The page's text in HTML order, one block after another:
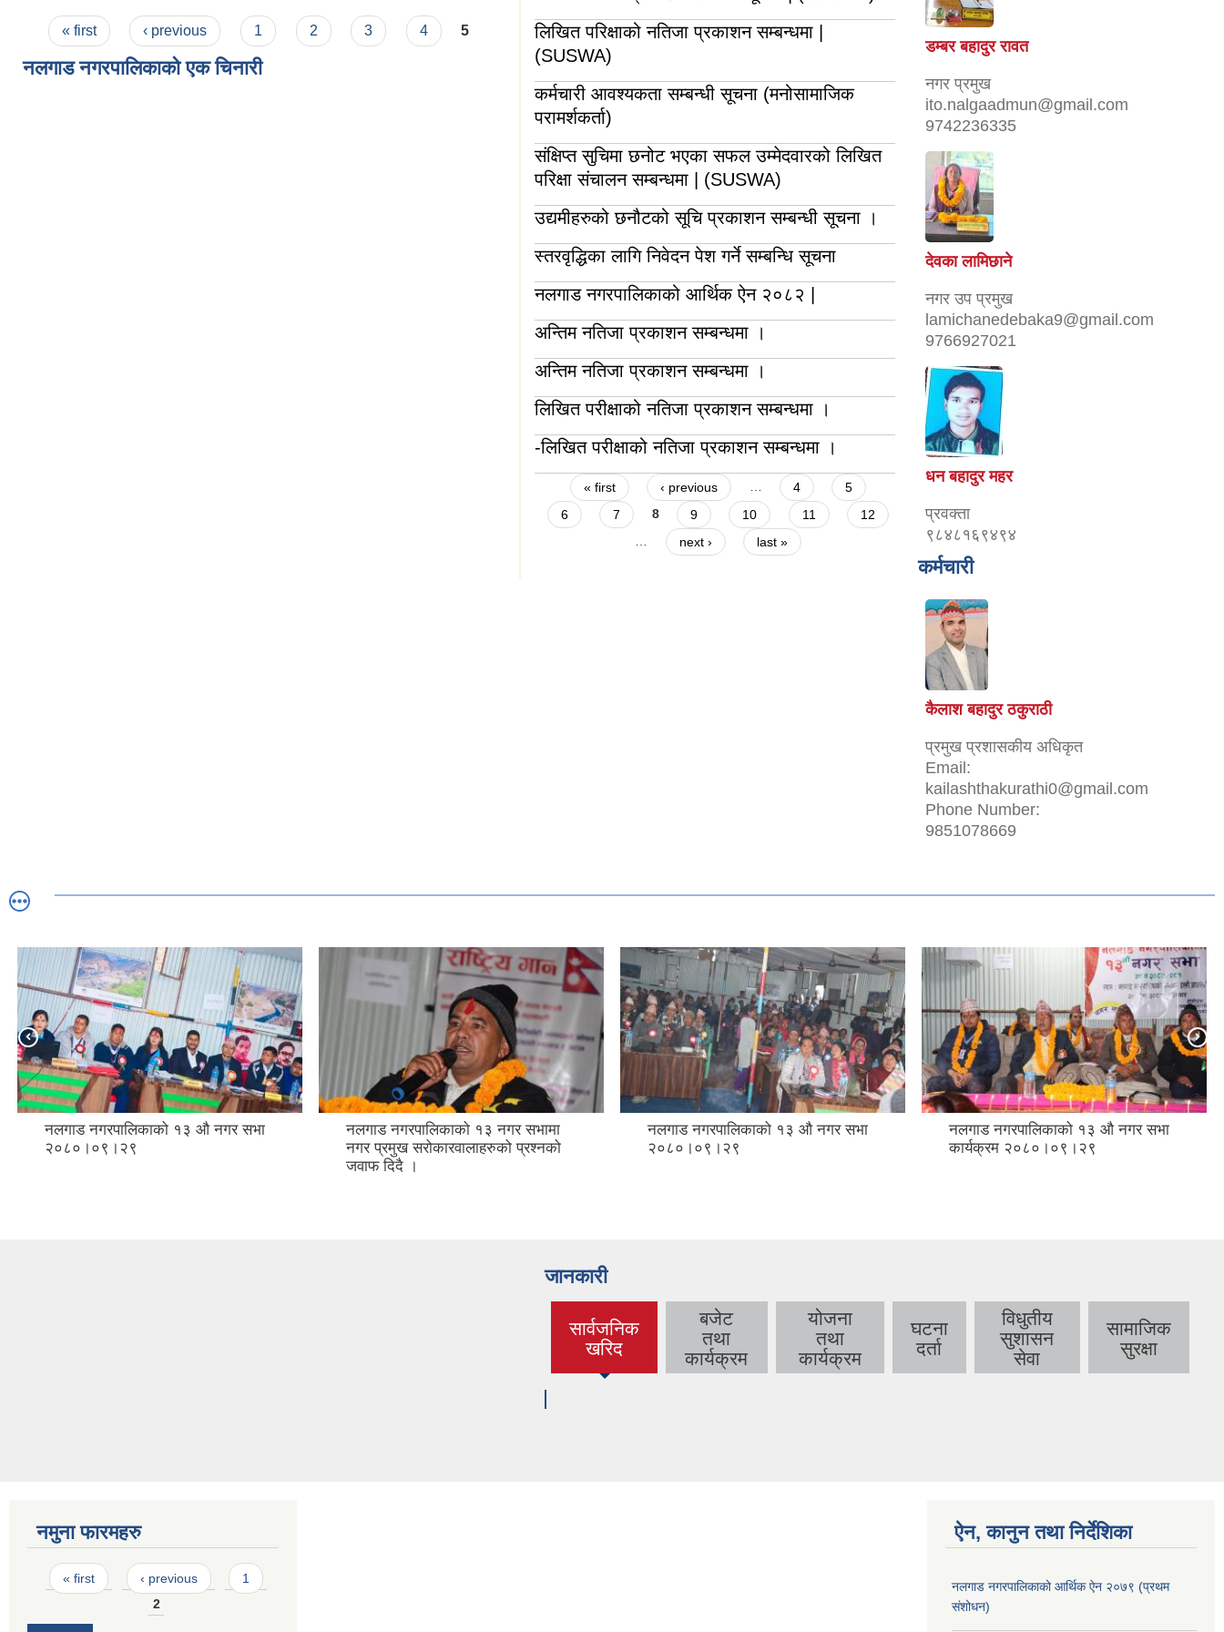
Pages
« first ‹ previous 1 2 3 4 5
नलगाड नगरपालिकाको एक चिनारी
लिखित परिक्षाको नतिजा प्रकाशन सम्बन्धमा |
(SUSWA)
कर्मचारी आवश्यकता सम्बन्धी सूचना (मनोसामाजिक
परामर्शकर्ता)
संक्षिप्त सुचिमा छनोट भएका सफल उम्मेदवारको लिखित
परिक्षा संचालन सम्बन्धमा | (SUSWA)
उद्यमीहरुको छनौटको सूचि प्रकाशन सम्बन्धी सूचना ।
स्तरवृद्धिका लागि निवेदन पेश गर्ने सम्बन्धि सूचना
नलगाड नगरपालिकाको आर्थिक ऐन २०८२ |
अन्तिम नतिजा प्रकाशन सम्बन्धमा ।
अन्तिम नतिजा प्रकाशन सम्बन्धमा ।
लिखित परीक्षाको नतिजा प्रकाशन सम्बन्धमा ।
-लिखित परीक्षाको नतिजा प्रकाशन सम्बन्धमा ।
Pages
« first ‹ previous … 4
5
6
7 8 9 10 11
12
…
next › last »
डम्बर बहादुर रावत
नगर प्रमुख
ito.nalgaadmun@gmail.com
9742236335
देवका लामिछाने
नगर उप प्रमुख
lamichanedebaka9@gmail.com
9766927021
धन बहादुर महर
प्रवक्ता
९८४८१६९४९४
कर्मचारी
कैलाश बहादुर ठकुराठी
प्रमुख प्रशासकीय अधिकृत
Email:
kailashthakurathi0@gmail.com
Phone Number:
9851078669
नलगाड नगरपालिकाको १३ औ नगर सभा
२०८०।०९।२९
नलगाड नगरपालिकाको १३ नगर सभामा
नगर प्रमुख सरोकारवालाहरुको प्रश्नको
जवाफ दिदै ।
नलगाड नगरपालिकाको १३ औ नगर सभा
२०८०।०९।२९
नलगाड नगरपालिकाको १३ औ नगर सभा
कार्यक्रम २०८०।०९।२९
जानकारी
सार्वजनिक
खरिद
(active tab)
बजेट
तथा
कार्यक्रम
योजना
तथा
कार्यक्रम
घटना
दर्ता
विधुतीय
सुशासन
सेवा
सामाजिक
सुरक्षा
नमुना फारमहरु
Pages
« first ‹ previous
1
2
ऐन, कानुन तथा निर्देशिका
नलगाड नगरपालिकाको आर्थिक ऐन २०७९ (प्रथम
संशोधन)